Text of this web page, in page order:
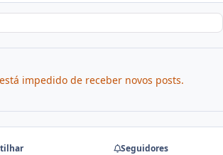
impedido de receber novos posts.
Seguidores